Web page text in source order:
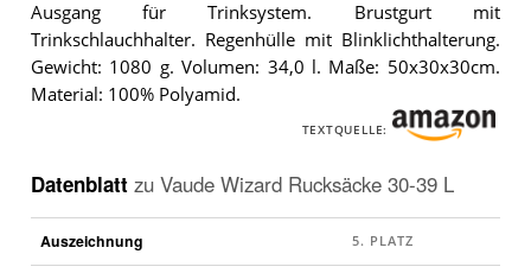
Ausgang für Trinksystem. Brustgurt mit
Trinkschlauchhalter. Regenhülle mit Blinklichthalterung.
Gewicht: 1080 g. Volumen: 34,0 l. Maße: 50x30x30cm.
Material: 100% Polyamid.
TEXTQUELLE:
Datenblatt zu Vaude Wizard Rucksäcke 30-39 L
Auszeichnung